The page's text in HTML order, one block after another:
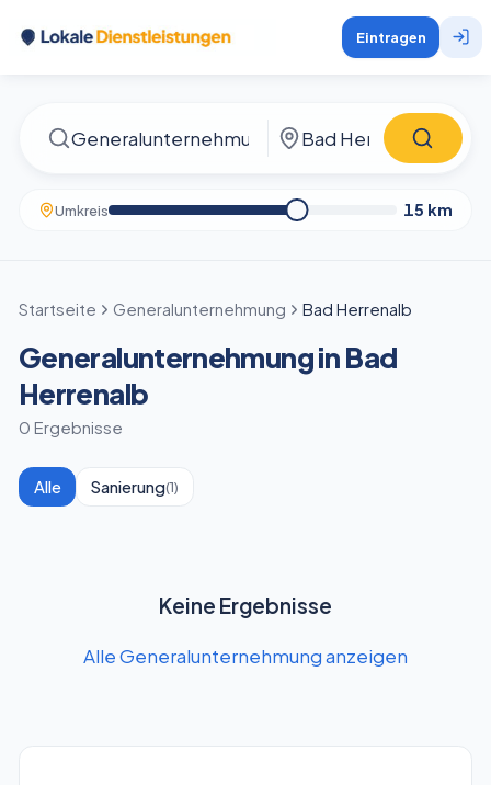
Eintragen
Umkreis 15 km
Startseite Generalunternehmung Bad Herrenalb
Generalunternehmung in Bad
Herrenalb
0 Ergebnisse
Alle Sanierung(1)
Keine Ergebnisse
Alle Generalunternehmung anzeigen